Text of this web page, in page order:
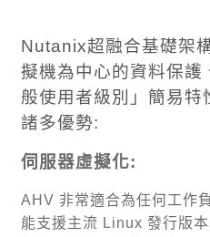
Nutanix超融合基礎架
擬機為中心的資料保護
般使用者級別」簡易特
諸多優勢:
伺服器虛擬化:
AHV 非常適合為任何工作
能支援主流 Linux 發行版